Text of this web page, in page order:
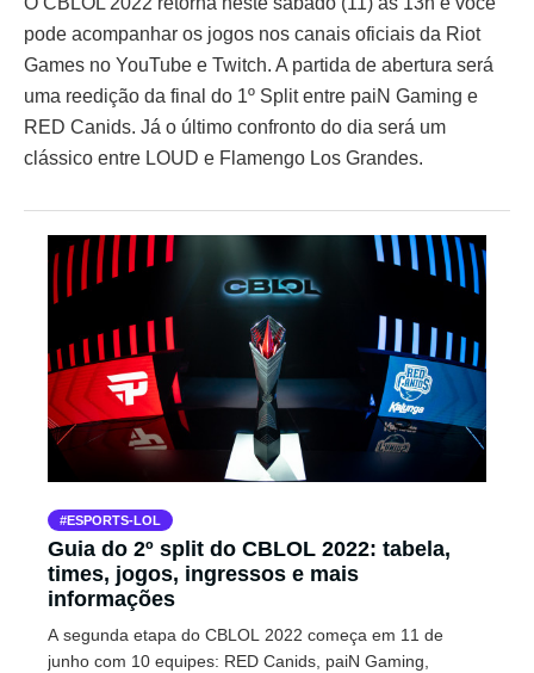
pode acompanhar os jogos nos canais oficiais da Riot
Games no YouTube e Twitch. A partida de abertura será
uma reedição da final do 1º Split entre paiN Gaming e
RED Canids. Já o último confronto do dia será um
clássico entre LOUD e Flamengo Los Grandes.
ESPORTS-LOL
Guia do 2º split do CBLOL 2022: tabela,
times, jogos, ingressos e mais
informações
A segunda etapa do CBLOL 2022 começa em 11 de
junho com 10 equipes: RED Canids, paiN Gaming,